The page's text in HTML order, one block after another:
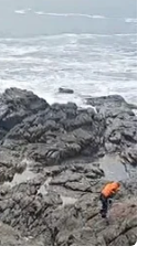
sao làng
trong đó đàn
dụng ngôn